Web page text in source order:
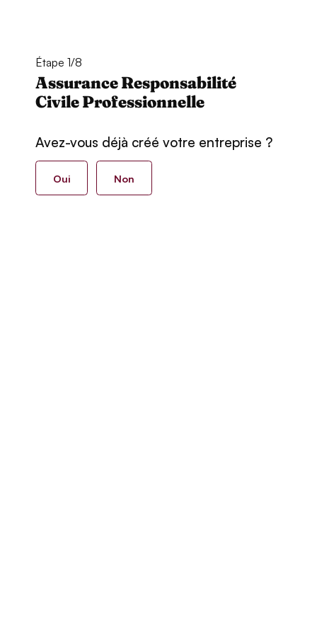
Étape 1/8
Assurance Responsabilité
Civile Professionnelle
Avez-vous déjà créé votre entreprise ?
Oui Non